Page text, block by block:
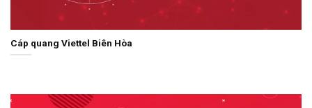
Cáp quang Viettel Biên Hòa